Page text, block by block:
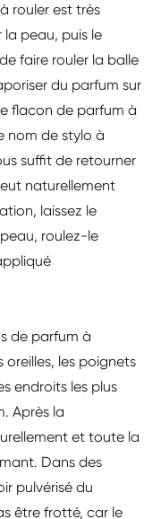
rouler est très
la peau, puis le
faire rouler la balle
du parfum sur
flacon de parfum à
nom de stylo à
suffit de retourner
naturellement
laissez le
roulez-le
de parfum à
oreilles, les poignets
endroits les plus
Après la
et toute la
Dans des
pulvérisé du
être frotté, car le